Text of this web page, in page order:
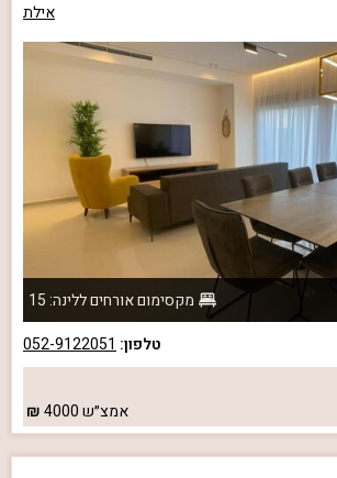
אילת
מקסימום אורחים ללינה: 15
טלפון: 052-9122051
אמצ״ש4000